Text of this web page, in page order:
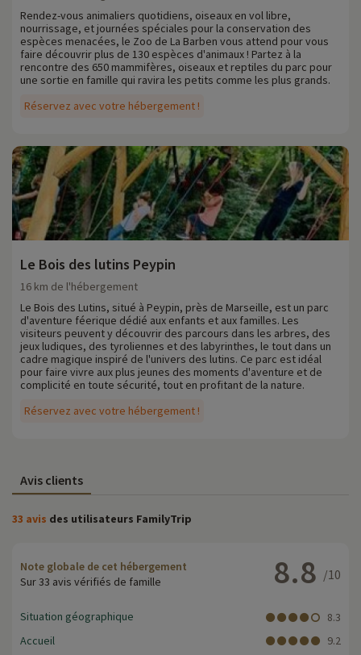
Réservez avec votre hébergement !
Rendez-vous animaliers quotidiens, oiseaux en vol libre,
nourrissage, et journées spéciales pour la conservation des
espèces menacées, le Zoo de La Barben vous attend pour vous
faire découvrir plus de 130 espèces d'animaux ! Partez à la
rencontre des 650 mammifères, oiseaux et reptiles du parc pour
une sortie en famille qui ravira les petits comme les plus grands.
Le Bois des lutins Peypin
Réservez avec votre hébergement !
16 km de l'hébergement
Le Bois des Lutins, situé à Peypin, près de Marseille, est un parc
d'aventure féerique dédié aux enfants et aux familles. Les
visiteurs peuvent y découvrir des parcours dans les arbres, des
jeux ludiques, des tyroliennes et des labyrinthes, le tout dans un
cadre magique inspiré de l'univers des lutins. Ce parc est idéal
pour faire vivre aux plus jeunes des moments d'aventure et de
complicité en toute sécurité, tout en profitant de la nature.
Avis clients
33 avis des utilisateurs FamilyTrip
Note globale de cet hébergement
Sur 33 avis vérifiés de famille
8.8 /10
Situation géographique
8.3
Accueil
9.2